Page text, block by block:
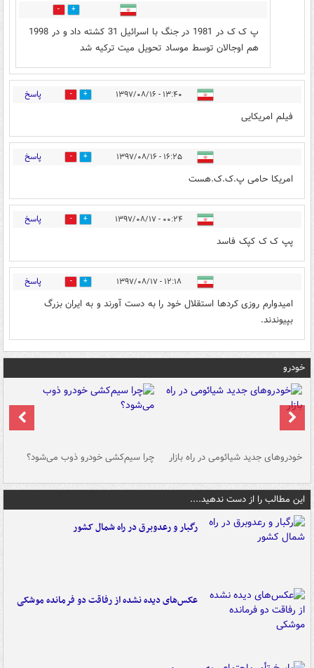
0
پ ک ک در 1981 در جنگ با اسرائیل 31 کشته داد و در 1998
هم اوجالان توسط موساد تحویل میت ترکیه شد
۱۳:۴۰ - ۱۳۹۷/۰۸/۱۶ 4 پاسخ
فیلم امریکایی
۱۶:۲۵ - ۱۳۹۷/۰۸/۱۶ 3 پاسخ
امریکا حامی پ.ک.ک.هست
۰۰:۲۴ - ۱۳۹۷/۰۸/۱۷ 6 پاسخ
پپ ک ک کپک فاسد
۱۲:۱۸ - ۱۳۹۷/۰۸/۱۷ 2 پاسخ
امیدوارم روزی کردها استقلال خود را به دست آورند و به ایران بزرگ
بپیوندند.
خودرو
خودروهای جدید شیائومی در راه بازار چرا سیم‌کشی خودرو ذوب می‌شود؟
این مطالب را از دست ندهید....
رگبار و رعدوبرق در راه شمال کشور
عکس‌های دیده نشده از رفاقت دو فرمانده‌ موشکی